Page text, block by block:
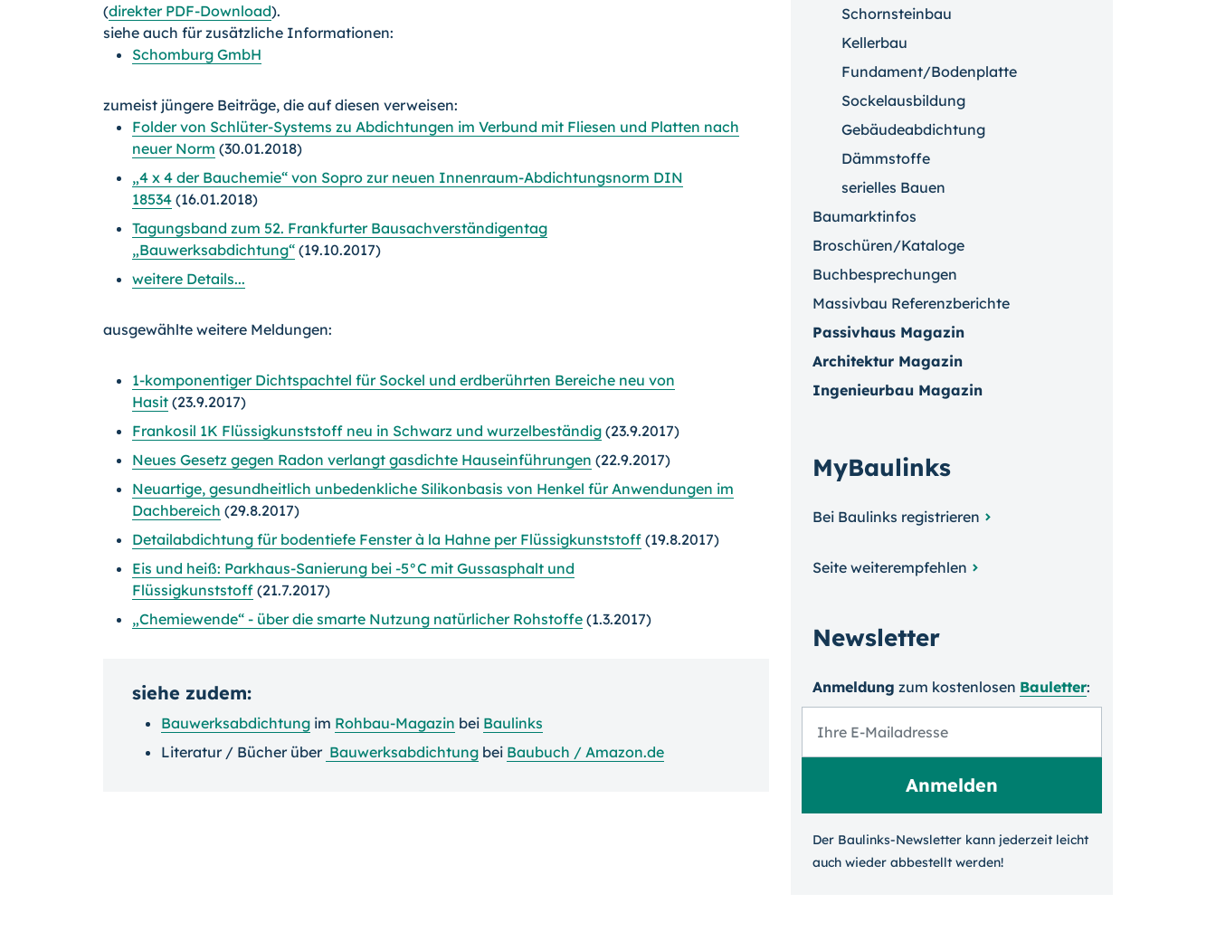
(direkter PDF-Download).
siehe auch für zusätzliche Informationen:
Schomburg GmbH
zumeist jüngere Beiträge, die auf diesen verweisen:
Folder von Schlüter-Systems zu Abdichtungen im Verbund mit Fliesen und Platten nach
neuer Norm (30.01.2018)
„4 x 4 der Bauchemie“ von Sopro zur neuen Innenraum-Abdichtungsnorm DIN
18534 (16.01.2018)
Tagungsband zum 52. Frankfurter Bausachverständigentag
„Bauwerksabdichtung“ (19.10.2017)
weitere Details...
ausgewählte weitere Meldungen:
1-komponentiger Dichtspachtel für Sockel und erdberührten Bereiche neu von
Hasit (23.9.2017)
Frankosil 1K Flüssigkunststoff neu in Schwarz und wurzelbeständig (23.9.2017)
Neues Gesetz gegen Radon verlangt gasdichte Hauseinführungen (22.9.2017)
Neuartige, gesundheitlich unbedenkliche Silikonbasis von Henkel für Anwendungen im
Dachbereich (29.8.2017)
Detailabdichtung für bodentiefe Fenster à la Hahne per Flüssigkunststoff (19.8.2017)
Eis und heiß: Parkhaus-Sanierung bei -5°C mit Gussasphalt und
Flüssigkunststoff (21.7.2017)
„Chemiewende“ - über die smarte Nutzung natürlicher Rohstoffe (1.3.2017)
siehe zudem:
Bauwerksabdichtung im Rohbau-Magazin bei Baulinks
Literatur / Bücher über Bauwerksabdichtung bei Baubuch / Amazon.de
Schornsteinbau
Kellerbau
Fundament/Bodenplatte
Sockelausbildung
Gebäudeabdichtung
Dämmstoffe
serielles Bauen
Baumarktinfos
Broschüren/Kataloge
Buchbesprechungen
Massivbau Referenzberichte
Passivhaus Magazin
Architektur Magazin
Ingenieurbau Magazin
MyBaulinks
Bei Baulinks registrieren
Seite weiterempfehlen
Newsletter
Anmeldung zum kosten­losen Bauletter:
Der Baulinks-Newsletter kann jeder­zeit leicht
auch wieder ab­bestellt werden!